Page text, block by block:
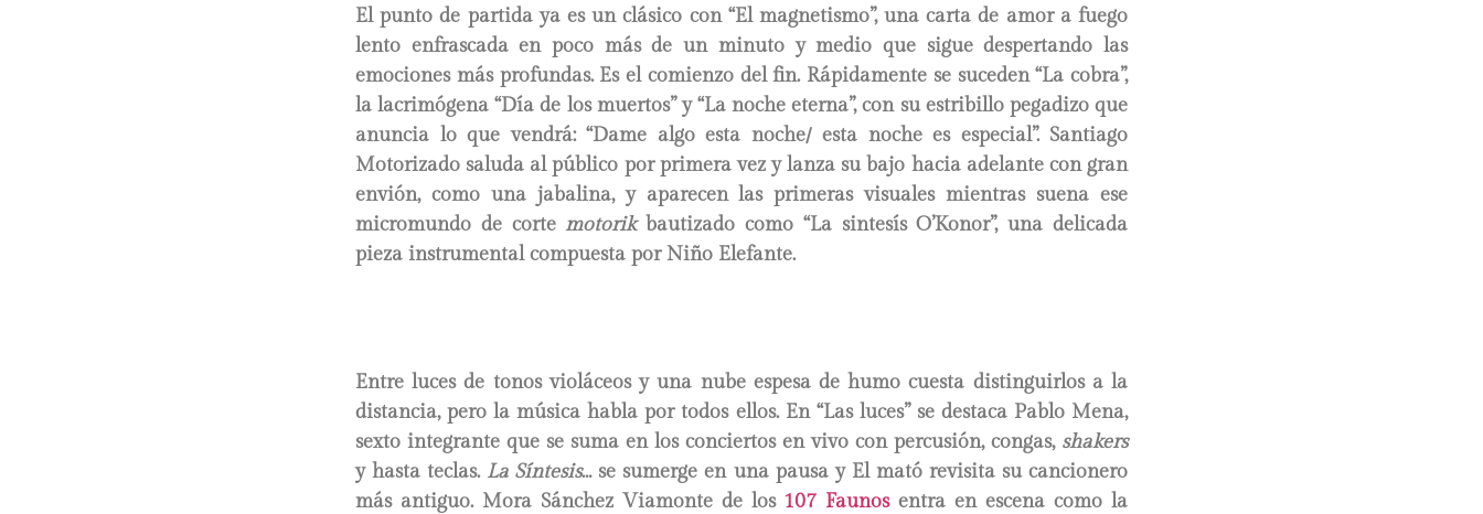
El punto de partida ya es un clásico con “El magnetismo”, una carta de amor a fuego
lento enfrascada en poco más de un minuto y medio que sigue despertando las
emociones más profundas. Es el comienzo del fin. Rápidamente se suceden “La cobra”,
la lacrimógena “Día de los muertos” y “La noche eterna”, con su estribillo pegadizo que
anuncia lo que vendrá: “Dame algo esta noche/ esta noche es especial”. Santiago
Motorizado saluda al público por primera vez y lanza su bajo hacia adelante con gran
envión, como una jabalina, y aparecen las primeras visuales mientras suena ese
micromundo de cortemotorikbautizado como “La sintesís O’Konor”, una delicada
pieza instrumental compuesta por Niño Elefante.
Entre luces de tonos violáceos y una nube espesa de humo cuesta distinguirlos a la
distancia, pero la música habla por todos ellos. En “Las luces” se destaca Pablo Mena,
sexto integrante que se suma en los conciertos en vivo con percusión, congas, shakers
y hasta teclas. La Síntesis… se sumerge en una pausa y El mató revisita su cancionero
más antiguo. Mora Sánchez Viamonte de los 107 Faunosentra en escena como la